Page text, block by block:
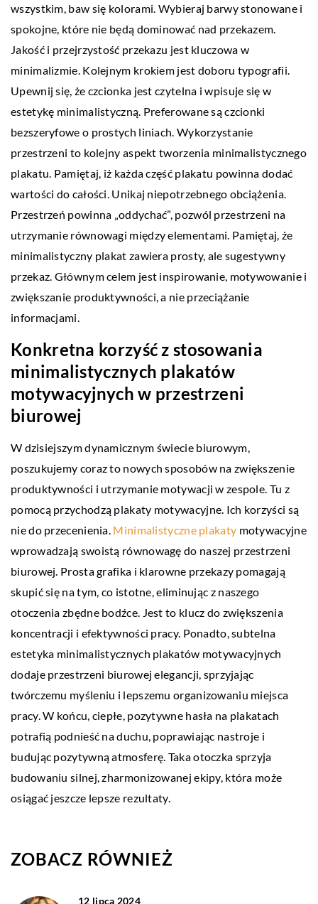
wszystkim, baw się kolorami. Wybieraj barwy stonowane i
spokojne, które nie będą dominować nad przekazem.
Jakość i przejrzystość przekazu jest kluczowa w
minimalizmie. Kolejnym krokiem jest doboru typografii.
Upewnij się, że czcionka jest czytelna i wpisuje się w
estetykę minimalistyczną. Preferowane są czcionki
bezszeryfowe o prostych liniach. Wykorzystanie
przestrzeni to kolejny aspekt tworzenia minimalistycznego
plakatu. Pamiętaj, iż każda część plakatu powinna dodać
wartości do całości. Unikaj niepotrzebnego obciążenia.
Przestrzeń powinna „oddychać”, pozwól przestrzeni na
utrzymanie równowagi między elementami. Pamiętaj, że
minimalistyczny plakat zawiera prosty, ale sugestywny
przekaz. Głównym celem jest inspirowanie, motywowanie i
zwiększanie produktywności, a nie przeciążanie
informacjami.
Konkretna korzyść z stosowania
minimalistycznych plakatów
motywacyjnych w przestrzeni
biurowej
W dzisiejszym dynamicznym świecie biurowym,
poszukujemy coraz to nowych sposobów na zwiększenie
produktywności i utrzymanie motywacji w zespole. Tu z
pomocą przychodzą plakaty motywacyjne. Ich korzyści są
nie do przecenienia. Minimalistyczne plakaty motywacyjne
wprowadzają swoistą równowagę do naszej przestrzeni
biurowej. Prosta grafika i klarowne przekazy pomagają
skupić się na tym, co istotne, eliminując z naszego
otoczenia zbędne bodźce. Jest to klucz do zwiększenia
koncentracji i efektywności pracy. Ponadto, subtelna
estetyka minimalistycznych plakatów motywacyjnych
dodaje przestrzeni biurowej elegancji, sprzyjając
twórczemu myśleniu i lepszemu organizowaniu miejsca
pracy. W końcu, ciepłe, pozytywne hasła na plakatach
potrafią podnieść na duchu, poprawiając nastroje i
budując pozytywną atmosferę. Taka otoczka sprzyja
budowaniu silnej, zharmonizowanej ekipy, która może
osiągać jeszcze lepsze rezultaty.
ZOBACZ RÓWNIEŻ
12 lipca 2024